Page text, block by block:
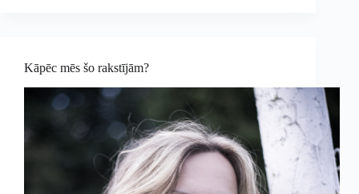
Kāpēc mēs šo rakstījām?